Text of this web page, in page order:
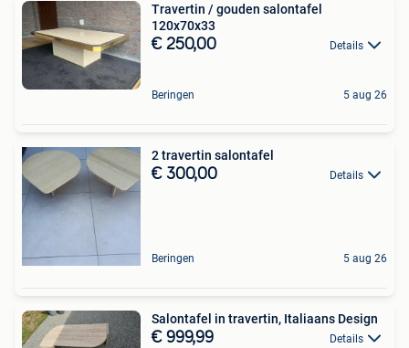
Travertin / gouden salontafel
120x70x33
€ 250,00 Details
Beringen 5 aug 26
2 travertin salontafel
€ 300,00 Details
Beringen 5 aug 26
Salontafel in travertin, Italiaans Design
€ 999,99 Details